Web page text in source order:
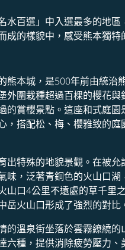
水百選」中入選最多的地區
的樣貌中，感受熊本獨特
熊本城，是500年前由統治
圍栽種超過百棵的櫻花與
的賞櫻景點。這座和式庭園
，搭配松、梅、櫻雅致的庭
特殊的地貌景觀。在被允
，泛著青銅色的火山口湖
山口4公里不遠處的草千里
火山口形成了強烈的對比
的溫泉街坐落於雲霧繚繞的
六種，提供消除疲勞壓力、